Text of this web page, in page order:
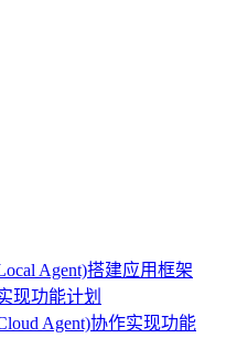
Agent)搭建应用框架
现功能计划
Agent)协作实现功能